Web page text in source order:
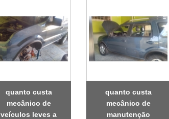
quanto custa
mecânico de
veículos leves a
quanto custa
mecânico de
manutenção